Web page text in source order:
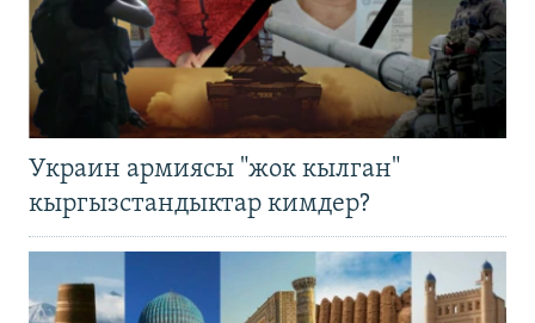
Украин армиясы "жок кылган"
кыргызстандыктар кимдер?